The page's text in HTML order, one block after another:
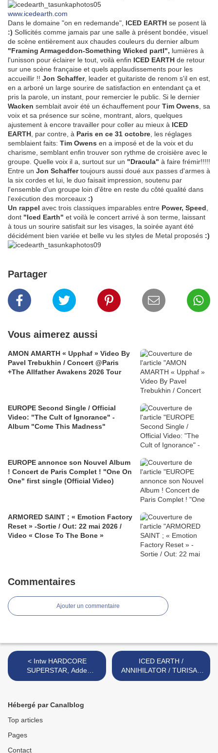
www.icedearth.com
Dans le domaine "on en redemande", ICED EARTH se posent là
:) Sollicités comme jamais par une salle à présent bondée, visuel
de scène entièrement aux chaudes couleurs du dernier album
"Framing Armageddon-Something Wicked partI", lumières à
l'unisson pour éclairer le tout, voilà enfin ICED EARTH de retour
sur une scène française et quels applaudissements pour les
accueillir !! Jon Schaffer, leader et guitariste de renom s'il en est,
en a arboré un large sourire de satisfaction en entendant ça et
pris la parole, un instant, pour remercier le public. Si le dernier
Wacken semblait avoir été un échauffement pour Tim Owens , sa
voix et sa présence sur scène, montrant, alors, quelques
ajustement à encore travailler pour coller au mieux à ICED
EARTH , par contre, à Paris en ce 31 octobre , les réglages
semblaient faits: Tim Owens en a imposé et de la voix et du
charisme, semblant enfin trouver son rythme de croisière avec le
groupe. Quelle voix il a, surtout sur un "Dracula" à faire frémir!!!!!
Entre un Jon Schaffertoujours aussi doué aux passes d'armes à
la six cordes et lui, le duo faisait impression, soutenu par
l'ensemble d'un groupe loin d'être en reste du côté qualité dans
l'exécution des morceaux :)
Un rappel avec trois classiques imparables entre Power, Speed
dont "Iced Earth" et voilà le concert arrivé à son terme, laissant
à tous un sourire satisfait sur les visages, la soirée ayant été
décidément bien variée et belle vu les styles de Metal proposés :)
Partager
Vous aimerez aussi
AMON AMARTH « Upphaf » Video By
Pavel Trebukhin / Concert @Paris
+The Allfather Awakens 2026 Tour
EUROPE Second Single / Official
Video: "The Cult of Ignorance" -
Album "Come This Madness"
EUROPE annonce son Nouvel Album
! Concert de Paris Complet ! "One On
One" first single (Official Video)
ARMORED SAINT ; « Emotion Factory
Reset » -Sortie / Out: 22 mai 2026 /
Video « Close To The Bone »
Commentaires
Ajouter un commentaire
< Intw HARDCORE
SUPERSTAR, Adde
(Drums)
ICED EARTH /
ANNIHILATOR / TURISAS
(photos, Paris oct. 31st,
Hébergé par Canalblog
Top articles
Pages
Contact